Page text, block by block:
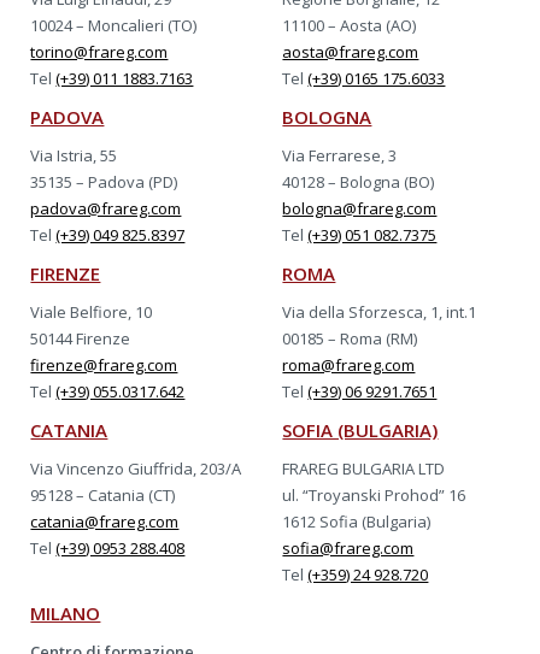
10024 – Moncalieri (TO)
torino@frareg.com
Tel(+39) 011 1883.7163
11100 – Aosta (AO)
aosta@frareg.com
Tel(+39) 0165 175.6033
PADOVA
Via Istria, 55
35135 – Padova (PD)
padova@frareg.com
Tel(+39) 049 825.8397
BOLOGNA
Via Ferrarese, 3
40128 – Bologna (BO)
bologna@frareg.com
Tel(+39) 051 082.7375
FIRENZE
Viale Belfiore, 10
50144 Firenze
firenze@frareg.com
Tel(+39) 055.0317.642
ROMA
Via della Sforzesca, 1, int.1
00185 – Roma (RM)
roma@frareg.com
Tel(+39) 06 9291.7651
CATANIA
Via Vincenzo Giuffrida, 203/A
95128 – Catania (CT)
catania@frareg.com
Tel(+39) 0953 288.408
SOFIA (BULGARIA)
FRAREG BULGARIA LTD
ul. “Troyanski Prohod” 16
1612 Sofia (Bulgaria)
sofia@frareg.com
Tel(+359) 24 928.720
MILANO